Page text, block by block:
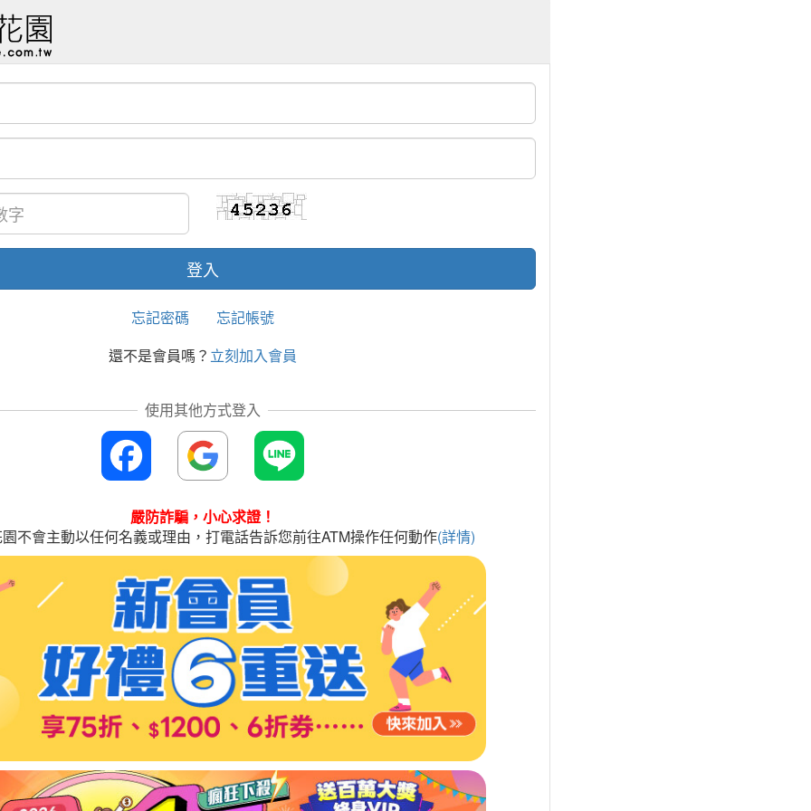
忘記密碼
忘記帳號
還不是會員嗎？ 立刻加入會員
嚴防詐騙，小心求證！
不會主動以任何名義或理由，打電話告訴您前往ATM操作任何動作(詳情)